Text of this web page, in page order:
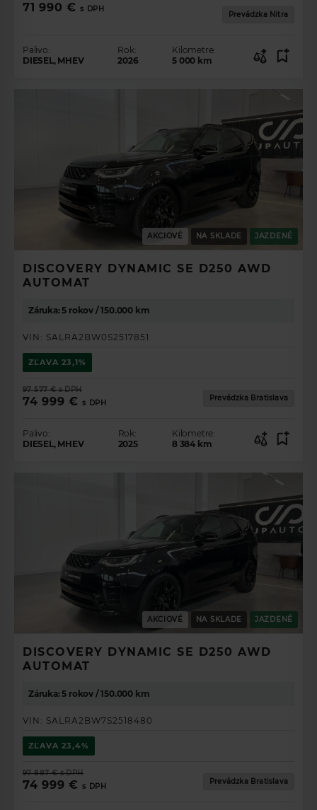
71 990 € s DPH
Prevádzka Nitra
Palivo:
DIESEL, MHEV
Rok:
2026
Kilometre:
5 000 km
AKCIOVÉ NA SKLADE JAZDENÉ
DISCOVERY DYNAMIC SE D250 AWD
AUTOMAT
Záruka: 5 rokov / 150.000 km
VIN: SALRA2BW0S2517851
ZĽAVA 23,1%
97 577 € s DPH
74 999 € s DPH
Prevádzka Bratislava
Palivo:
DIESEL, MHEV
Rok:
2025
Kilometre:
8 384 km
AKCIOVÉ NA SKLADE JAZDENÉ
DISCOVERY DYNAMIC SE D250 AWD
AUTOMAT
Záruka: 5 rokov / 150.000 km
VIN: SALRA2BW7S2518480
ZĽAVA 23,4%
97 887 € s DPH
74 999 € s DPH
Prevádzka Bratislava